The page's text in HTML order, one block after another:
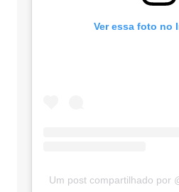
Ver essa foto no
Um post compartilhado por